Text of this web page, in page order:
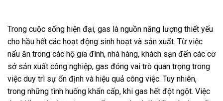
Trong cuộc sống hiện đại, gas là nguồn năng lượng thiết yếu
cho hầu hết các hoạt động sinh hoạt và sản xuất. Từ việc
nấu ăn trong các hộ gia đình, nhà hàng, khách sạn đến các cơ
sở sản xuất công nghiệp, gas đóng vai trò quan trọng trong
việc duy trì sự ổn định và hiệu quả công việc. Tuy nhiên,
trong những tình huống khẩn cấp, khi gas hết đột ngột. Việc